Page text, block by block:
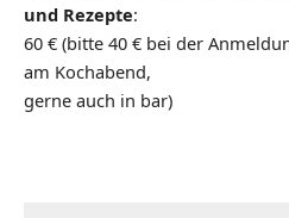
und Rezepte:
60 € (bitte 40 € bei der
am Kochabend,
gerne auch in bar)